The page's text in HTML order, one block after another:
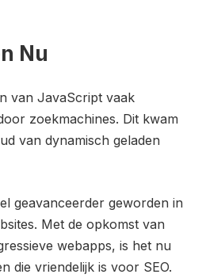
Nu
van JavaScript vaak
zoekmachines. Dit kwam
van dynamisch geladen
geavanceerder geworden in
Met de opkomst van
webapps, is het nu
die vriendelijk is voor SEO.